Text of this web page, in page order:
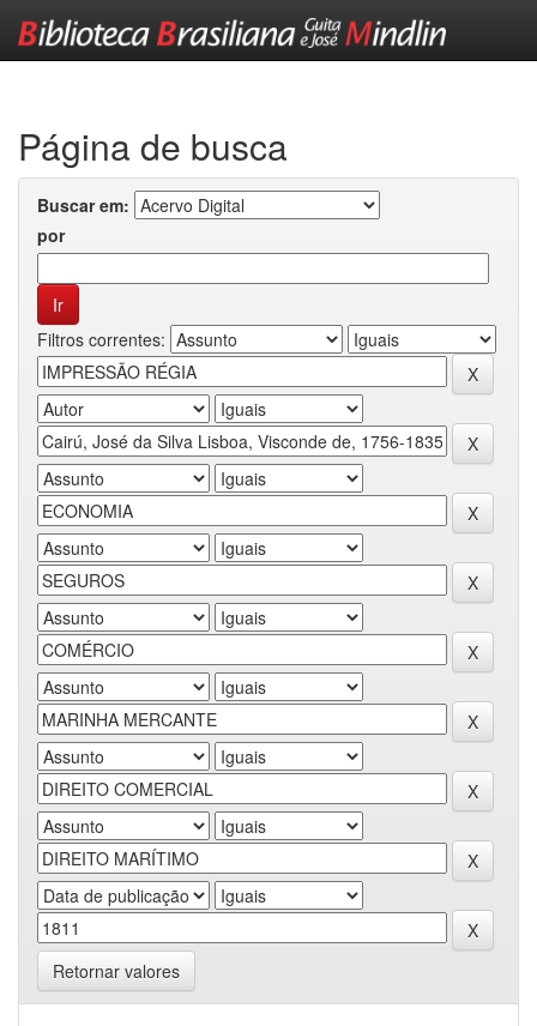
Página de busca
Buscar em:
por
Filtros correntes:
Retornar valores